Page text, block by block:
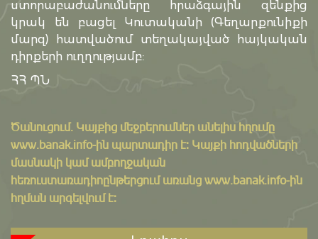
ստորաբաժանումները հրաձգային զենքից
կրակ են բացել Կուտականի (Գեղարքունիքի
մարզ) հատվածում տեղակայված հայկական
դիրքերի ուղղությամբ:
ՀՀ ՊՆ
Ծանուցում․ Կայքից մեջբերումներ անելիս հղումը
www.banak.info-ին պարտադիր է: Կայքի հոդվածների
մասնակի կամ ամբողջական
հեռուստառադիոընթերցում առանց www.banak.info-ին
հղման արգելվում է: